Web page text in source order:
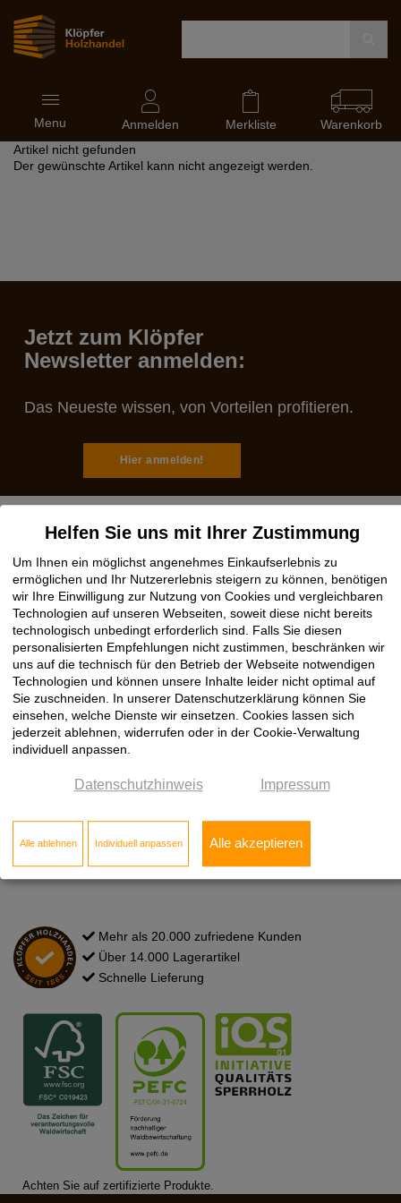
Navigation
ein-
und
ausblenden
Menu Anmelden Merkliste
Warenkorb
Artikel nicht gefunden
Der gewünschte Artikel kann nicht angezeigt werden.
Jetzt zum Klöpfer
Newsletter anmelden:
Das Neueste wissen, von Vorteilen profitieren.
Hier anmelden!
Rechtliches
Impressum
AGB
Datenschutz
Cookie Einstellungen
Hilfe
Registrierung / Anmeldung
Kontakt zum Standort
FAQ
Mehr als 20.000 zufriedene Kunden
Über 14.000 Lagerartikel
Schnelle Lieferung
Achten Sie auf zertifizierte Produkte.
Helfen Sie uns mit Ihrer Zustimmung
Um Ihnen ein möglichst angenehmes Einkaufserlebnis zu
ermöglichen und Ihr Nutzererlebnis steigern zu können, benötigen
wir Ihre Einwilligung zur Nutzung von Cookies und vergleichbaren
Technologien auf unseren Webseiten, soweit diese nicht bereits
technologisch unbedingt erforderlich sind. Falls Sie diesen
personalisierten Empfehlungen nicht zustimmen, beschränken wir
uns auf die technisch für den Betrieb der Webseite notwendigen
Technologien und können unsere Inhalte leider nicht optimal auf
Sie zuschneiden. In unserer Datenschutzerklärung können Sie
einsehen, welche Dienste wir einsetzen. Cookies lassen sich
jederzeit ablehnen, widerrufen oder in der Cookie-Verwaltung
individuell anpassen.
Datenschutzhinweis Impressum
Alle ablehnen Individuell anpassen Alle akzeptieren